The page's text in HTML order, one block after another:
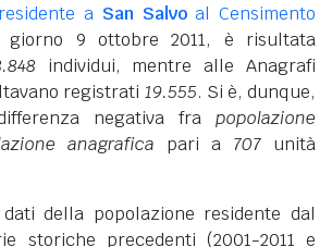
a San Salvoal Censimento
9 ottobre 2011, è risultata
individui, mentre alle Anagrafi
registrati 19.555. Si è, dunque,
negativa fra popolazione
anagrafica pari a 707 unità
della popolazione residente dal
storiche precedenti (2001-2011 e